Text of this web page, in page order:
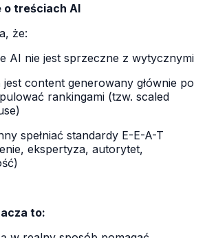
o treściach AI
że:
AI nie jest sprzeczne z wytycznymi
content generowany głównie po
rankingami (tzw. scaled
spełniać standardy E-E-A-T
ekspertyza, autorytet,
to: